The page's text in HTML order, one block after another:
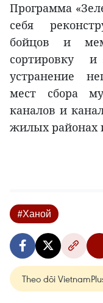
Программа
себя
бойцов и
сортировку
устранение
мест сбора
каналов и
жилых районах
#Ханой
Theo dõi